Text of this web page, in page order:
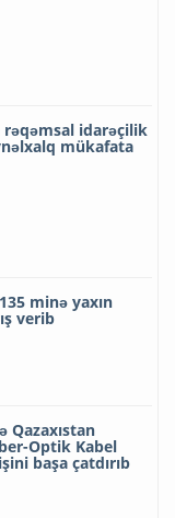
rəqəmsal idarəçilik
mükafata
minə yaxın
verib
Qazaxıstan
Optik Kabel
başa çatdırıb